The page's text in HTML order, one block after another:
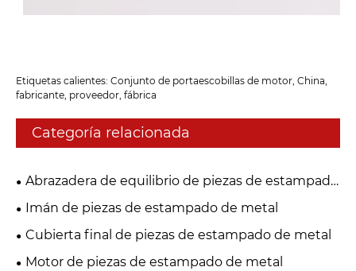
Etiquetas calientes: Conjunto de portaescobillas de motor, China,
fabricante, proveedor, fábrica
Categoría relacionada
Abrazadera de equilibrio de piezas de estampado
de metal
Imán de piezas de estampado de metal
Cubierta final de piezas de estampado de metal
Motor de piezas de estampado de metal